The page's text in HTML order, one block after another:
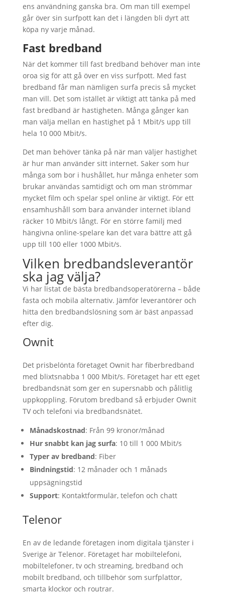
ens användning ganska bra. Om man till exempel
går över sin surfpott kan det i längden bli dyrt att
köpa ny varje månad.
Fast bredband
När det kommer till fast bredband behöver man inte
oroa sig för att gå över en viss surfpott. Med fast
bredband får man nämligen surfa precis så mycket
man vill. Det som istället är viktigt att tänka på med
fast bredband är hastigheten. Många gånger kan
man välja mellan en hastighet på 1 Mbit/s upp till
hela 10 000 Mbit/s.
Det man behöver tänka på när man väljer hastighet
är hur man använder sitt internet. Saker som hur
många som bor i hushållet, hur många enheter som
brukar användas samtidigt och om man strömmar
mycket film och spelar spel online är viktigt. För ett
ensamhushåll som bara använder internet ibland
räcker 10 Mbit/s långt. För en större familj med
hängivna online-spelare kan det vara bättre att gå
upp till 100 eller 1000 Mbit/s.
Vilken bredbandsleverantör
ska jag välja?
Vi har listat de bästa bredbandsoperatörerna – både
fasta och mobila alternativ. Jämför leverantörer och
hitta den bredbandslösning som är bäst anpassad
efter dig.
Ownit
Det prisbelönta företaget Ownit har fiberbredband
med blixtsnabba 1 000 Mbit/s. Företaget har ett eget
bredbandsnät som ger en supersnabb och pålitlig
uppkoppling. Förutom bredband så erbjuder Ownit
TV och telefoni via bredbandsnätet.
Månadskostnad: Från 99 kronor/månad
Hur snabbt kan jag surfa: 10 till 1 000 Mbit/s
Typer av bredband: Fiber
Bindningstid: 12 månader och 1 månads
uppsägningstid
Support: Kontaktformulär, telefon och chatt
Telenor
En av de ledande företagen inom digitala tjänster i
Sverige är Telenor. Företaget har mobiltelefoni,
mobiltelefoner, tv och streaming, bredband och
mobilt bredband, och tillbehör som surfplattor,
smarta klockor och routrar.